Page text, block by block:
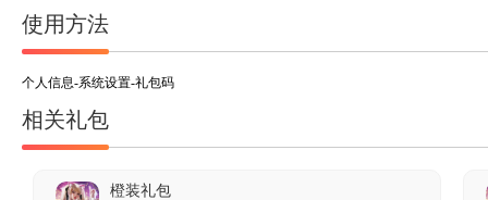
使用方法
个人信息-系统设置-礼包码
相关礼包
橙装礼包